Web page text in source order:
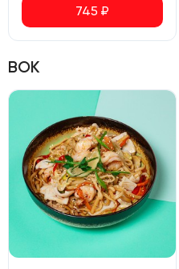
745 ₽
ВОК